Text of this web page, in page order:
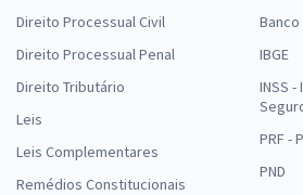
Direito Processual Civil
Direito Processual Penal
Direito Tributário
Leis
Leis Complementares
Remédios Constitucionais
IBGE
INSS
PRF -
PND